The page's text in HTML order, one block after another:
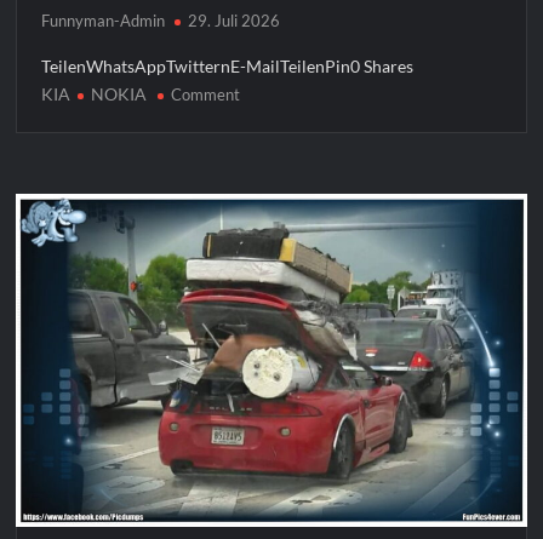
Funnyman-Admin 29. Juli 2026
TeilenWhatsAppTwitternE-MailTeilenPin0 Shares
KIA
NOKIA Commenton